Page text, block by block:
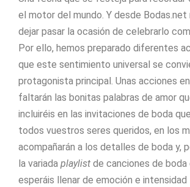
el motor del mundo. Y desde Bodas.net
dejar pasar la ocasión de celebrarlo
Por ello, hemos preparado diferentes
que este sentimiento universal se
protagonista principal. Unas acciones
faltarán las bonitas palabras de amor
incluiréis en las invitaciones de boda
todos vuestros seres queridos, en los
acompañarán a los detalles de boda y,
la variada playlist de canciones de boda
esperáis llenar de emoción e intensidad